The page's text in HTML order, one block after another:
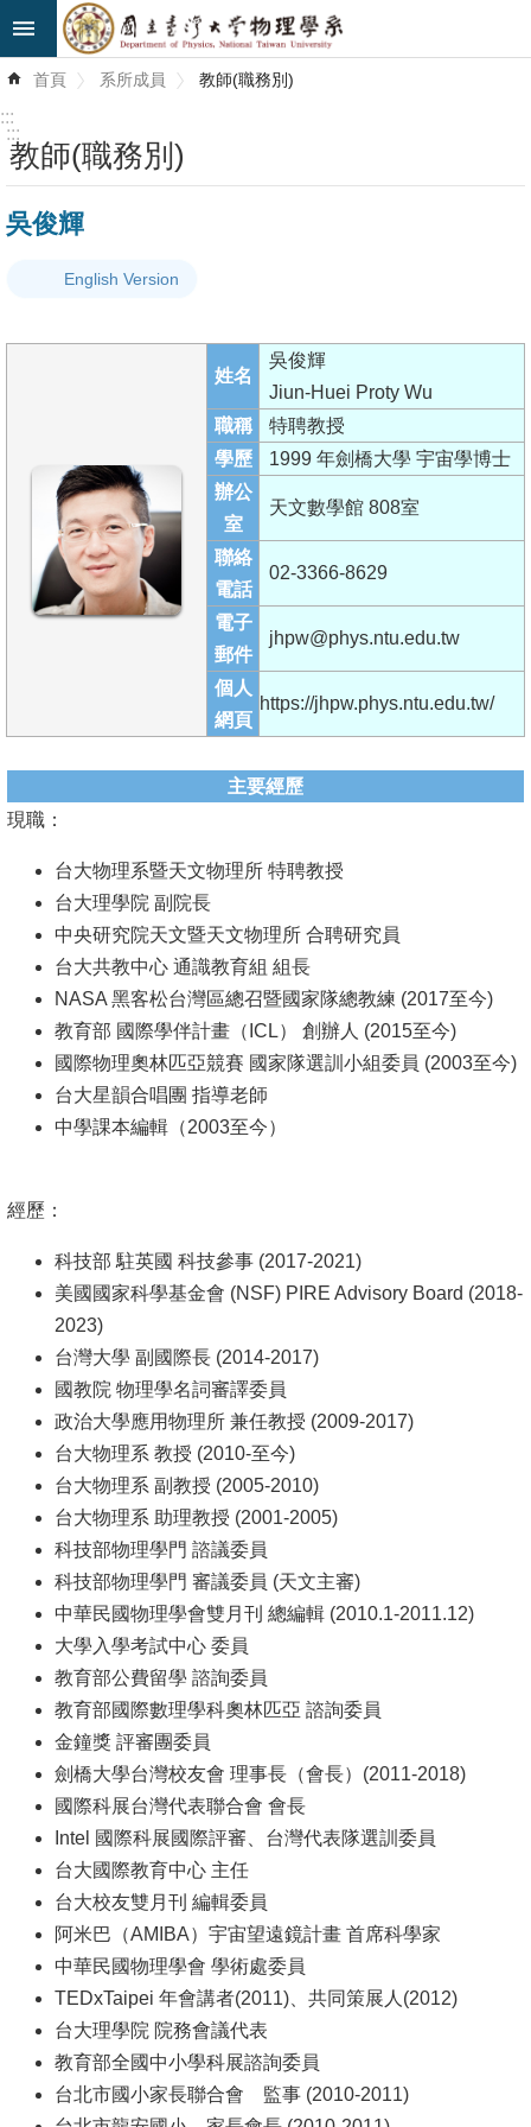
跳到主要內容區塊
階
最
新
員
生
課
程
學
生
事
務
才
臺
大
首
頁
聯
絡
資
訊
English
首頁 系所成員 教師(職務別)
:::
:::
教師(職務別)
吳俊輝
English Version
姓名
吳俊輝
Jiun-Huei Proty Wu
職稱
特聘教授
學歷
1999 年劍橋大學 宇宙學博士
辦公
室
天文數學館 808室
聯絡
電話
02-3366-8629
電子
郵件
jhpw@phys.ntu.edu.tw
個人
網頁
https://jhpw.phys.ntu.edu.tw/
主要經歷
現職：
台大物理系暨天文物理所 特聘教授
台大理學院 副院長
中央研究院天文暨天文物理所 合聘研究員
台大共教中心 通識教育組 組長
NASA 黑客松台灣區總召暨國家隊總教練 (2017至今)
教育部 國際學伴計畫（ICL） 創辦人 (2015至今)
國際物理奧林匹亞競賽 國家隊選訓小組委員 (2003至今)
台大星韻合唱團 指導老師
中學課本編輯（2003至今）
經歷：
科技部 駐英國 科技參事 (2017-2021)
美國國家科學基金會 (NSF) PIRE Advisory Board (2018-
2023)
台灣大學 副國際長 (2014-2017)
國教院 物理學名詞審譯委員
政治大學應用物理所 兼任教授 (2009-2017)
台大物理系 教授 (2010-至今)
台大物理系 副教授 (2005-2010)
台大物理系 助理教授 (2001-2005)
科技部物理學門 諮議委員
科技部物理學門 審議委員 (天文主審)
中華民國物理學會雙月刊 總編輯 (2010.1-2011.12)
大學入學考試中心 委員
教育部公費留學 諮詢委員
教育部國際數理學科奧林匹亞 諮詢委員
金鐘獎 評審團委員
劍橋大學台灣校友會 理事長（會長）(2011-2018)
國際科展台灣代表聯合會 會長
Intel 國際科展國際評審、台灣代表隊選訓委員
台大國際教育中心 主任
台大校友雙月刊 編輯委員
阿米巴（AMIBA）宇宙望遠鏡計畫 首席科學家
中華民國物理學會 學術處委員
TEDxTaipei 年會講者(2011)、共同策展人(2012)
台大理學院 院務會議代表
教育部全國中小學科展諮詢委員
台北市國小家長聯合會 監事 (2010-2011)